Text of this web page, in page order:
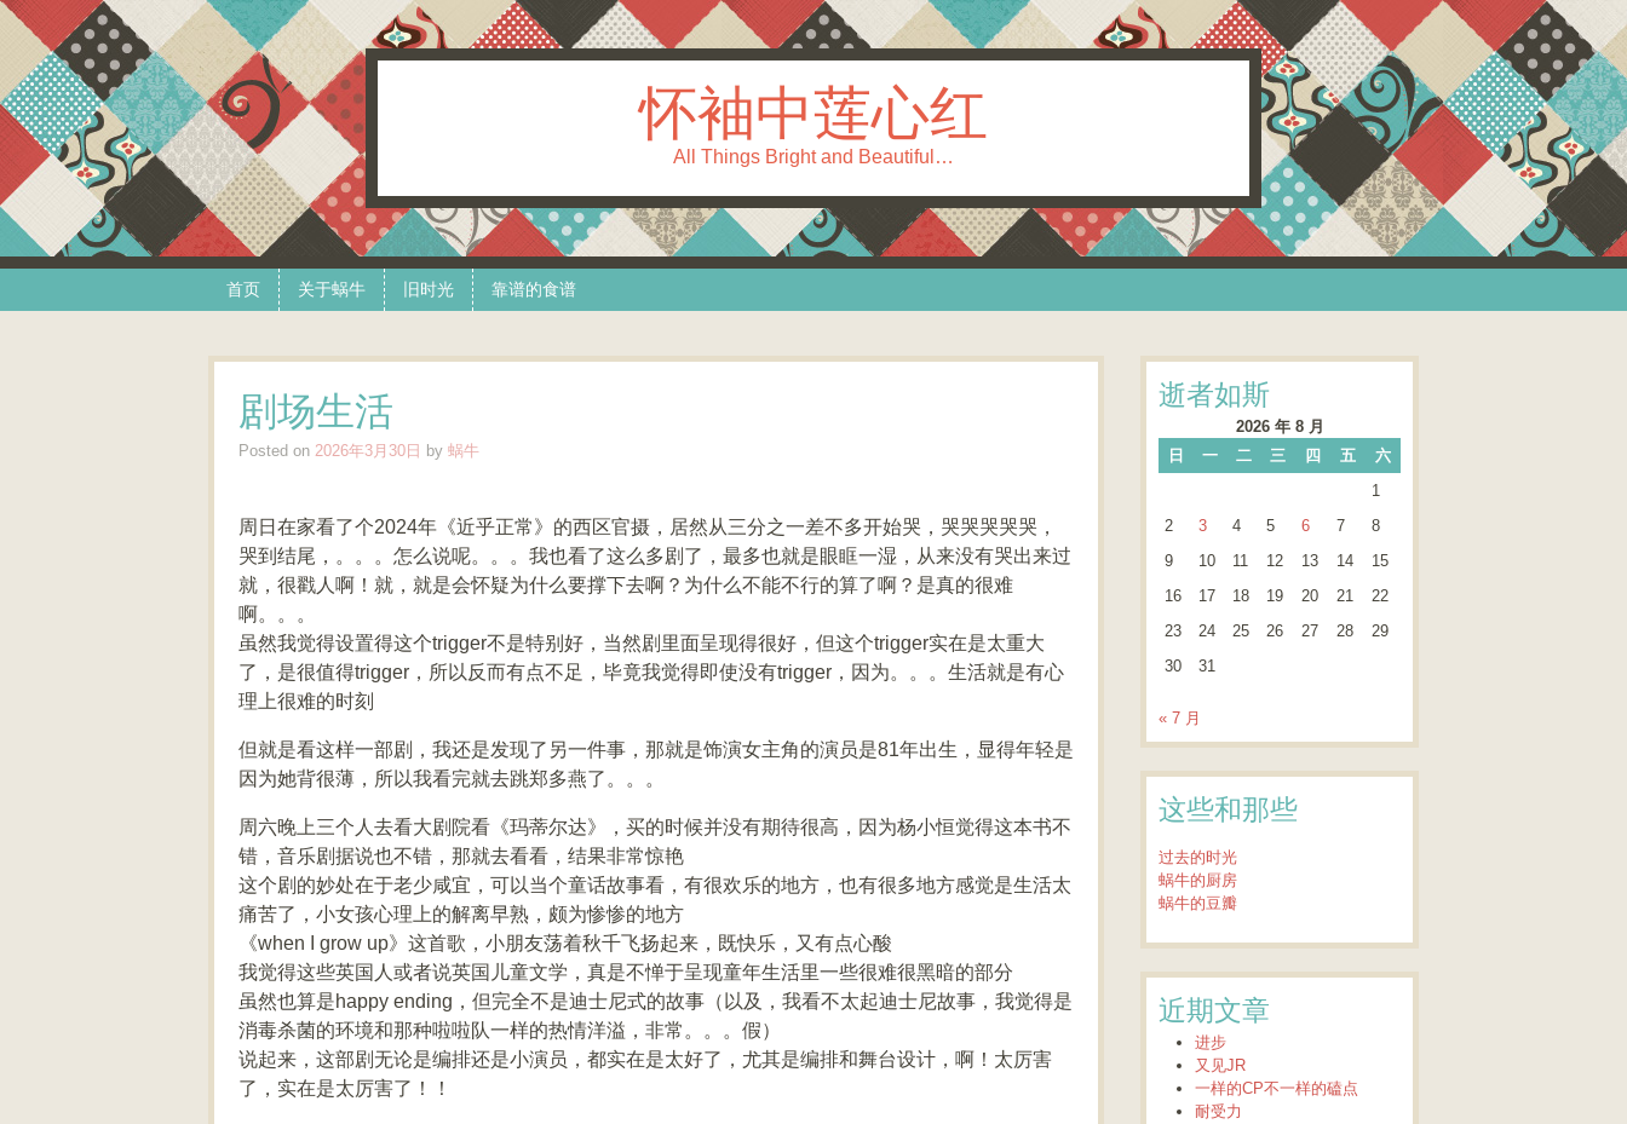
怀袖中莲心红
All Things Bright and Beautiful…
首页 关于蜗牛 旧时光 靠谱的食谱
剧场生活
Posted on 2026年3月30日 by 蜗牛
周日在家看了个2024年《近乎正常》的西区官摄，居然从三分之一差不多开始哭，哭哭哭哭哭，
哭到结尾，。。。怎么说呢。。。我也看了这么多剧了，最多也就是眼眶一湿，从来没有哭出来过
就，很戳人啊！就，就是会怀疑为什么要撑下去啊？为什么不能不行的算了啊？是真的很难
啊。。。
虽然我觉得设置得这个trigger不是特别好，当然剧里面呈现得很好，但这个trigger实在是太重大
了，是很值得trigger，所以反而有点不足，毕竟我觉得即使没有trigger，因为。。。生活就是有心
理上很难的时刻
但就是看这样一部剧，我还是发现了另一件事，那就是饰演女主角的演员是81年出生，显得年轻是
因为她背很薄，所以我看完就去跳郑多燕了。。。
周六晚上三个人去看大剧院看《玛蒂尔达》，买的时候并没有期待很高，因为杨小恒觉得这本书不
错，音乐剧据说也不错，那就去看看，结果非常惊艳
这个剧的妙处在于老少咸宜，可以当个童话故事看，有很欢乐的地方，也有很多地方感觉是生活太
痛苦了，小女孩心理上的解离早熟，颇为惨惨的地方
《when I grow up》这首歌，小朋友荡着秋千飞扬起来，既快乐，又有点心酸
我觉得这些英国人或者说英国儿童文学，真是不惮于呈现童年生活里一些很难很黑暗的部分
虽然也算是happy ending，但完全不是迪士尼式的故事（以及，我看不太起迪士尼故事，我觉得是
消毒杀菌的环境和那种啦啦队一样的热情洋溢，非常。。。假）
说起来，这部剧无论是编排还是小演员，都实在是太好了，尤其是编排和舞台设计，啊！太厉害
了，实在是太厉害了！！
逝者如斯
2026 年 8 月
日
一 二 三 四 五
六
1
2
3 4 5 6 7
8
9
10 11 12 13 14
15
16
17 18 19 20 21
22
23
24 25 26 27 28
29
30
31
« 7 月
这些和那些
过去的时光
蜗牛的厨房
蜗牛的豆瓣
近期文章
进步
又见JR
一样的CP不一样的磕点
耐受力